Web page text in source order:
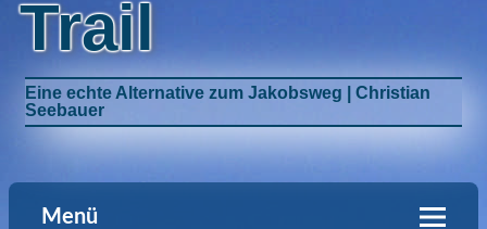
Trail
Eine echte Alternative zum Jakobsweg | Christian
Seebauer
Menü